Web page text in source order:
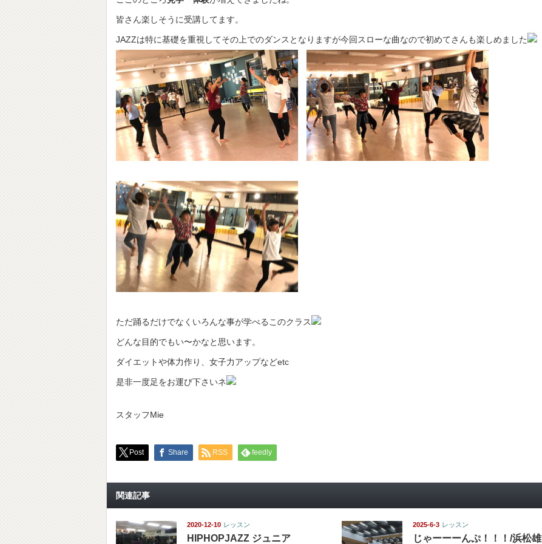
皆さん楽しそうに受講してます。
JAZZは特に基礎を重視してその上でのダンスとなりますが今回スローな曲なので初めてさんも楽しめました
ただ踊るだけでなくいろんな事が学べるこのクラス
どんな目的でもい〜かなと思います。
ダイエットや体力作り、女子力アップなどetc
是非一度足をお運び下さいネ
スタッフMie
Post Share RSS feedly
関連記事
2020-12-10 レッスン
HIPHOPJAZZ ジュニア
2025-6-3 レッスン
じゃーーーんぷ！！！/浜松雄